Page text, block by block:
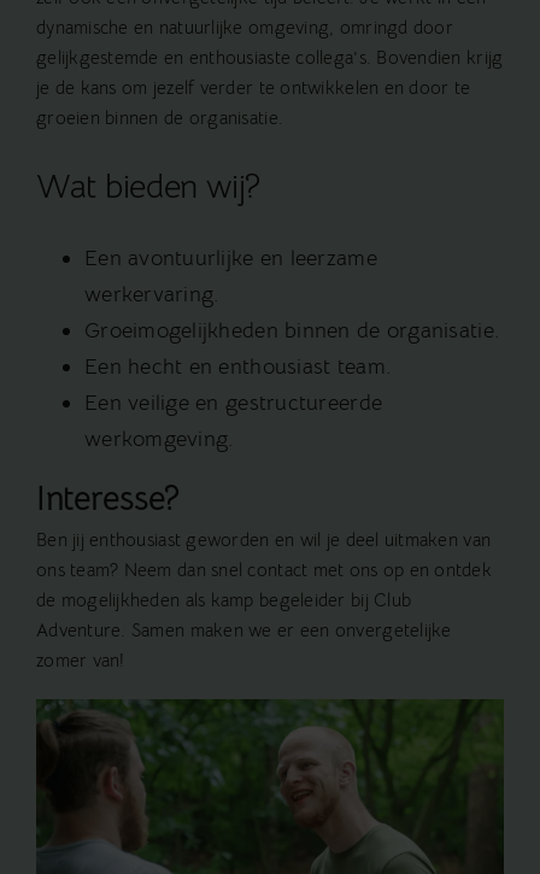
dynamische en natuurlijke omgeving, omringd door
gelijkgestemde en enthousiaste collega’s. Bovendien krijg
je de kans om jezelf verder te ontwikkelen en door te
groeien binnen de organisatie.
Wat bieden wij?
Een avontuurlijke en leerzame
werkervaring.
Groeimogelijkheden binnen de organisatie.
Een hecht en enthousiast team.
Een veilige en gestructureerde
werkomgeving.
Interesse?
Ben jij enthousiast geworden en wil je deel uitmaken van
ons team? Neem dan snel contact met ons op en ontdek
de mogelijkheden als kamp begeleider bij Club
Adventure. Samen maken we er een onvergetelijke
zomer van!